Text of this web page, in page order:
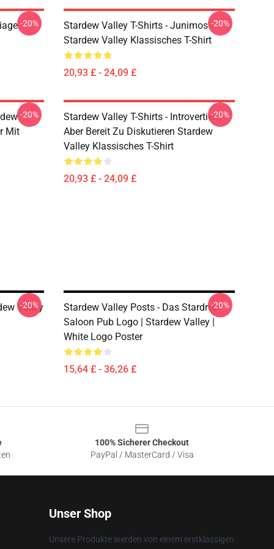
-20%
Stardew Valley T-Shirts - Junimos -
Stardew Valley Klassisches T-Shirt
20,93 £ - 24,09 £
-20%
Mit
-20%
Stardew Valley T-Shirts - Introvertiert,
Aber Bereit Zu Diskutieren Stardew
Valley Klassisches T-Shirt
20,93 £ - 24,09 £
-20%
Valley
-20%
Stardew Valley Posts - Das Stardrop
Saloon Pub Logo | Stardew Valley |
White Logo Poster
15,64 £ - 36,26 £
-20%
100% Sicherer Checkout
PayPal / MasterCard / Visa
Unser Shop
Unsere Produkte werden von einem erstklassigen